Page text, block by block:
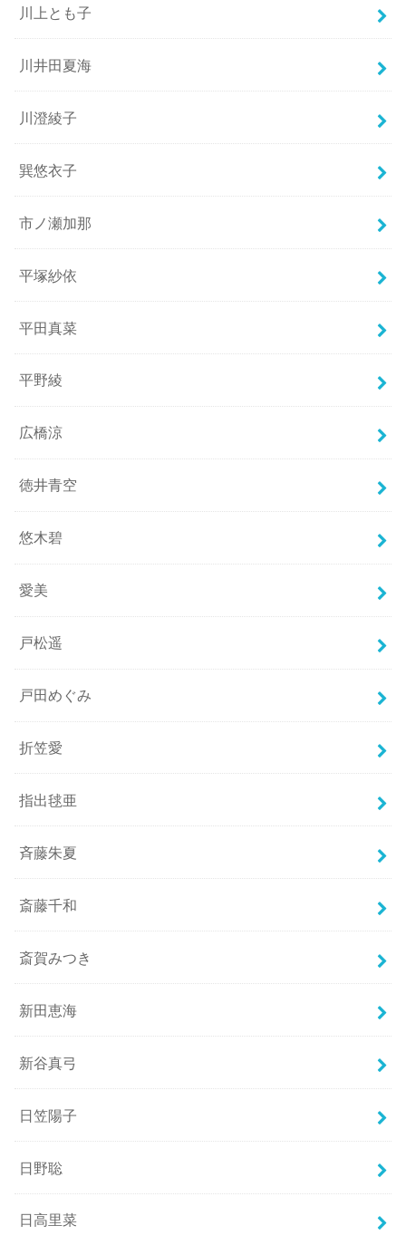
川上とも子
川井田夏海
川澄綾子
巽悠衣子
市ノ瀬加那
平塚紗依
平田真菜
平野綾
広橋涼
徳井青空
悠木碧
愛美
戸松遥
戸田めぐみ
折笠愛
指出毬亜
斉藤朱夏
斎藤千和
斎賀みつき
新田恵海
新谷真弓
日笠陽子
日野聡
日高里菜